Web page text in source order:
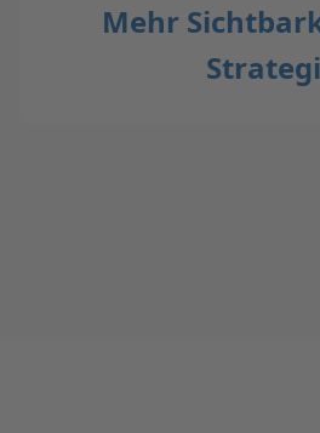
Mehr